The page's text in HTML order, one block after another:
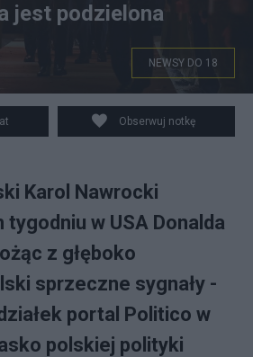
RP Karol Nawrocki (2P),
Hołownia (L) i premier Donald
na Cmentarzu
w Gdańsku, w ramach
jest podzielona
NEWSY DO 18
Obserwuj notkę
Karol Nawrocki
w USA Donalda
z głęboko
sprzeczne sygnały -
portal Politico w
polskiej polityki